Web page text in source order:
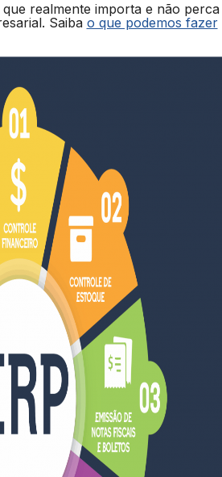
realmente importa e não perca
Saiba o que podemos fazer